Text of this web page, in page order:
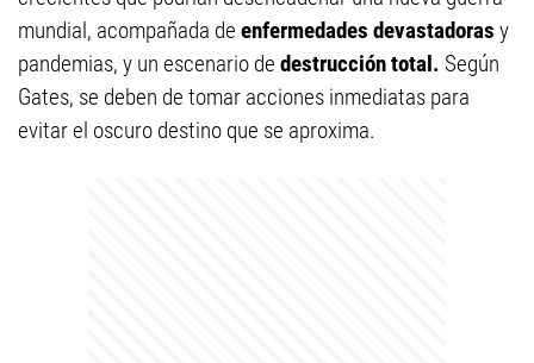
mundial, acompañada de enfermedades devastadoras y
pandemias, y un escenario de destrucción total. Según
Gates, se deben de tomar acciones inmediatas para
evitar el oscuro destino que se aproxima.